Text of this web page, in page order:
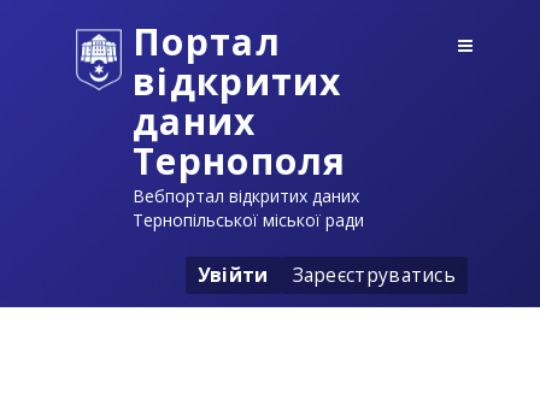
Портал
відкритих
даних
Тернополя
Вебпортал відкритих даних
Тернопільської міської ради
Увійти Зареєструватись